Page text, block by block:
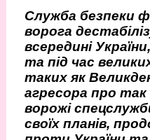
Служба безпеки
ворога
всередині
та під час
таких як
агресора про так
ворожі
своїх планів,